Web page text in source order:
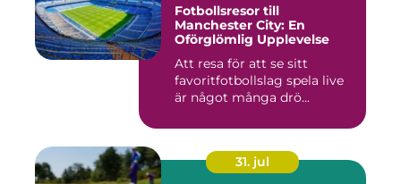
Fotbollsresor till
Manchester City: En
Oförglömlig Upplevelse
Att resa för att se sitt
favoritfotbollslag spela live
är något många drö...
31. jul